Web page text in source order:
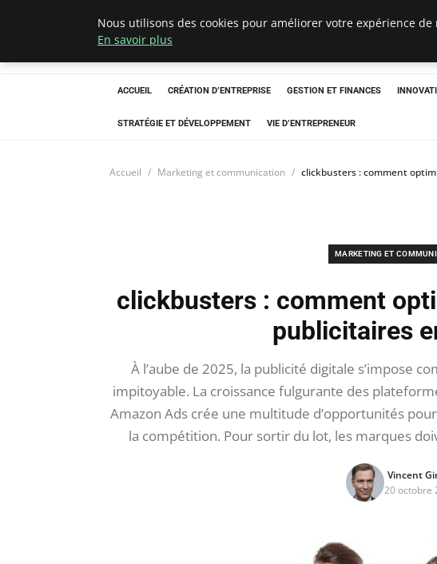
Ultimatefs
ACCUEIL CRÉATION D’ENTREPRISE GESTION ET FINANCES
STRATÉGIE ET DÉVELOPPEMENT VIE D’ENTREPRENEUR
Accueil Marketing et communication clickbusters : comment
MARKETING ET
clickbusters : comment
publicitaires
À l’aube de 2025, la publicité digitale s’impose
impitoyable. La croissance fulgurante des
Amazon Ads crée une multitude d’opportunités
la compétition. Pour sortir du lot, les marques
Vincent
20 octobre
Nous utilisons des cookies pour améliorer votre expérience
En savoir plus